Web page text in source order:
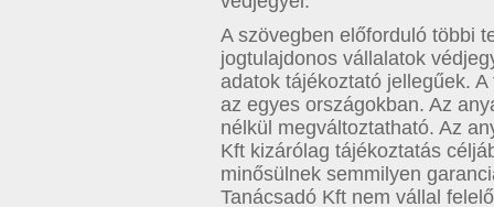
A szövegben előforduló többi
jogtulajdonos vállalatok
adatok tájékoztató jellegűek.
az egyes országokban. Az
nélkül megváltoztatható. Az
Kft kizárólag tájékoztatás
minősülnek semmilyen
Tanácsadó Kft nem vállal